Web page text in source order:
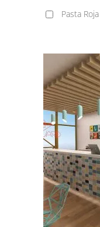
Pasta Roja